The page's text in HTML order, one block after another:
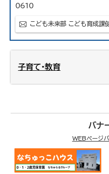
0610
こども未来部 こども育成課
子育て・教育
バナ
WEBページ